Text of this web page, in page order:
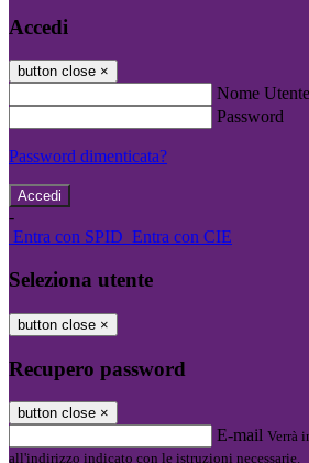
Accedi
button close ×
Nome Utente
Password
Password dimenticata?
-
Entra con SPID Entra con CIE
Seleziona utente
button close ×
Recupero password
button close ×
E-mail Verrà
all'indirizzo indicato con le istruzioni necessarie.